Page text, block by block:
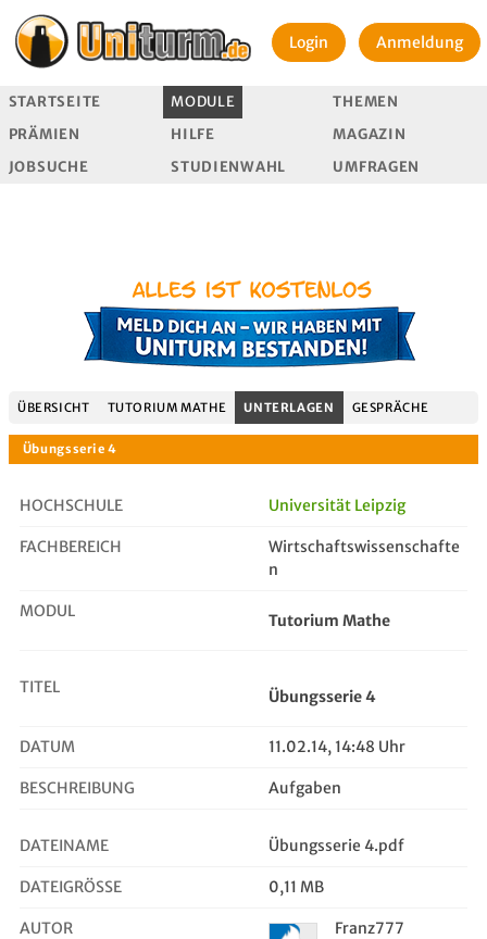
Login Anmeldung
STARTSEITE MODULE
THEMEN
PRÄMIEN
HILFE
MAGAZIN
JOBSUCHE
STUDIENWAHL UMFRAGEN
ÜBERSICHT TUTORIUM MATHE UNTERLAGEN GESPRÄCHE
HOCHSCHULE Universität Leipzig
FACHBEREICH
Wirtschaftswissenschafte
n
MODUL Tutorium Mathe
TITEL Übungsserie 4
DATUM 11.02.14, 14:48 Uhr
BESCHREIBUNG Aufgaben
DATEINAME Übungsserie 4.pdf
DATEIGRÖSSE 0,11 MB
AUTOR Franz777